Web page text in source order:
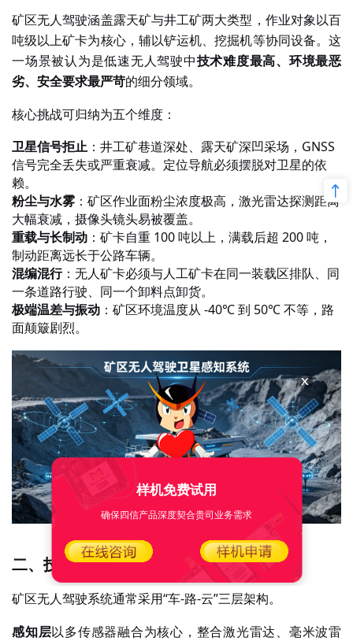
港口室外AGV导航技术场景适配与落地优化方案解析
双剑合璧：Meteor与Genario如何斩断自动驾驶的“长尾”
一文读懂自动驾驶数据闭环：从概念到实践
封闭与半封闭园区自动化——从厂区物流到无人矿卡的车路云实践
矿区无人驾驶涵盖露天矿与井工矿两大类型，作业对象以百
吨级以上矿卡为核心，辅以铲运机、挖掘机等协同设备。这
一场景被认为是低速无人驾驶中技术难度最高、环境最恶
劣、安全要求最严苛的细分领域。
核心挑战可归纳为五个维度：
卫星信号拒止 ：井工矿巷道深处、露天矿深凹采场， GNSS
信号完全丢失或严重衰减。定位导航必须摆脱对卫星的依
赖。
粉尘与水雾 ：矿区作业面粉尘浓度极高，激光雷达探测距离
大幅衰减，摄像头镜头易被覆盖。
重载与长制动 ：矿卡自重 100 吨以上，满载后超 200 吨，
制动距离远长于公路车辆。
混编混行 ：无人矿卡必须与人工矿卡在同一装载区排队、同
一条道路行驶、同一个卸料点卸货。
极端温差与振动 ：矿区环境温度从 -40℃ 到 50℃ 不等，路
面颠簸剧烈。
二、技术架构：从单车智能到集群协同
矿区无人驾驶系统通常采用“车-路-云”三层架构。
感知层以多传感器融合为核心，整合激光雷达、毫米波雷
样机免费试用
确保四信产品深度契合贵司业务需求